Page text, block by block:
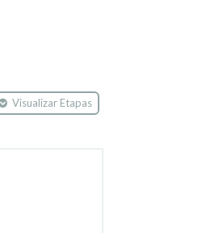
Visualizar Etapas